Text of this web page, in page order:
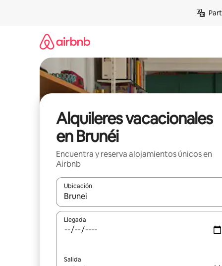
Alquileres vacacionales
en Brunéi
Encuentra y reserva alojamientos únicos en
Airbnb
Ubicación
Cuando los resultados estén disponibles,
Llegada
Salida